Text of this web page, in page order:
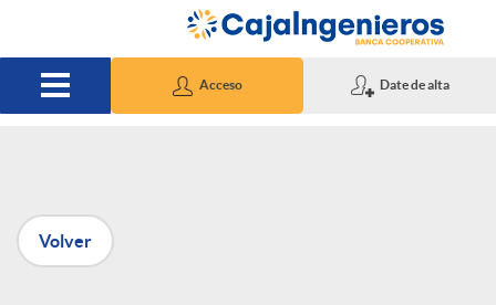
Saltar al contenido principal
Acceso Date de alta
P
u
Volver